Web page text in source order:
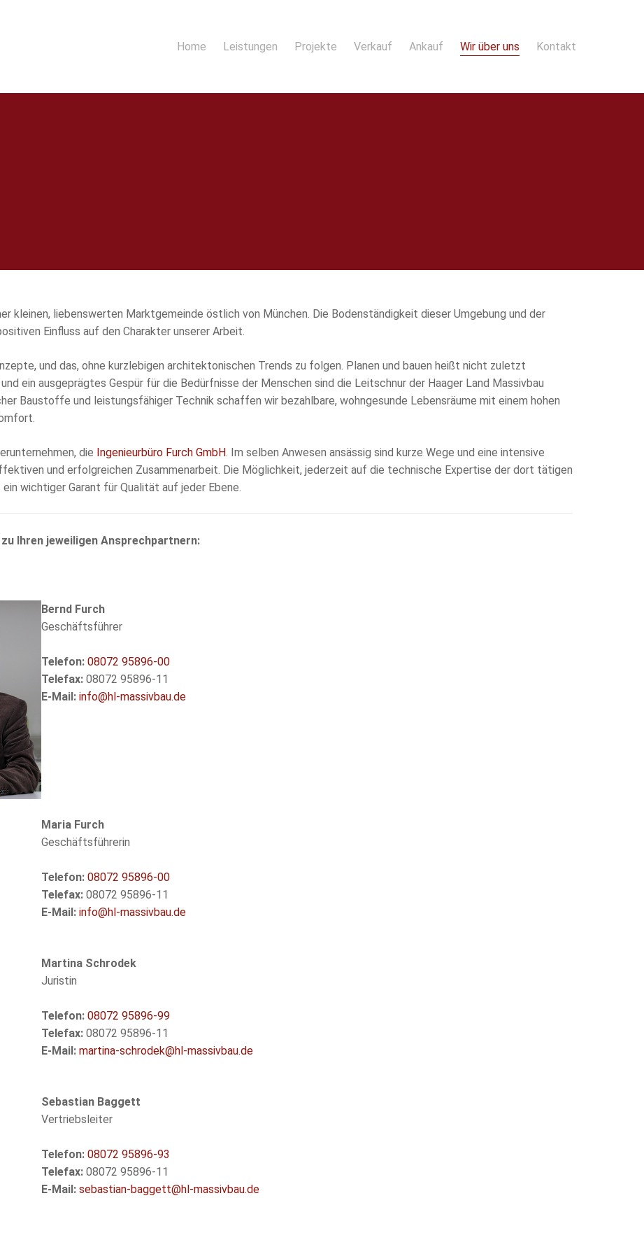
Home Leistungen Projekte Verkauf Ankauf Wir über uns Kontakt
kleinen, liebenswerten Marktgemeinde östlich von München. Die Bodenständigkeit dieser Umgebung und der
Einfluss auf den Charakter unserer Arbeit.
und das, ohne kurzlebigen architektonischen Trends zu folgen. Planen und bauen heißt nicht zuletzt
ein ausgeprägtes Gespür für die Bedürfnisse der Menschen sind die Leitschnur der Haager Land Massivbau
Baustoffe und leistungsfähiger Technik schaffen wir bezahlbare, wohngesunde Lebensräume mit einem hohen
die Ingenieurbüro Furch GmbH. Im selben Anwesen ansässig sind kurze Wege und eine intensive
und erfolgreichen Zusammenarbeit. Die Möglichkeit, jederzeit auf die technische Expertise der dort tätigen
wichtiger Garant für Qualität auf jeder Ebene.
Ihren jeweiligen Ansprechpartnern:
Bernd Furch
Geschäftsführer
Telefon: 08072 95896-00
Telefax: 08072 95896-11
E-Mail: info@hl-massivbau.de
Maria Furch
Geschäftsführerin
Telefon: 08072 95896-00
Telefax: 08072 95896-11
E-Mail: info@hl-massivbau.de
Martina Schrodek
Juristin
Telefon: 08072 95896-99
Telefax: 08072 95896-11
E-Mail: martina-schrodek@hl-massivbau.de
Sebastian Baggett
Vertriebsleiter
Telefon: 08072 95896-93
Telefax: 08072 95896-11
E-Mail: sebastian-baggett@hl-massivbau.de